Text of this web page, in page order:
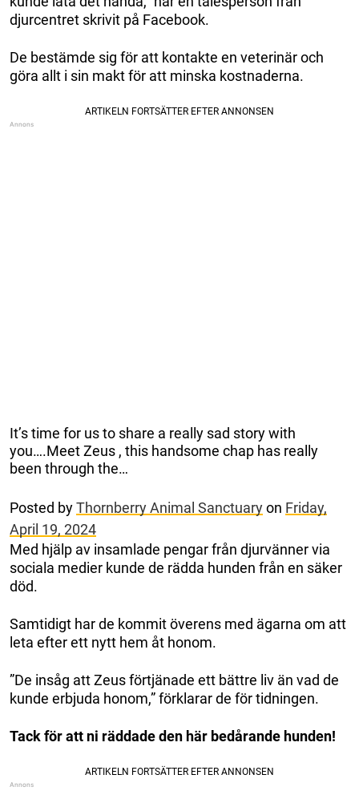
djurcentret skrivit på Facebook.
De bestämde sig för att kontakte en veterinär och
göra allt i sin makt för att minska kostnaderna.
It’s time for us to share a really sad story with
you….Meet Zeus , this handsome chap has really
been through the…
Posted byThornberry Animal Sanctuaryon Friday,
April 19, 2024
Med hjälp av insamlade pengar från djurvänner via
sociala medier kunde de rädda hunden från en säker
död.
Samtidigt har de kommit överens med ägarna om att
leta efter ett nytt hem åt honom.
”De insåg att Zeus förtjänade ett bättre liv än vad de
kunde erbjuda honom,” förklarar de för tidningen.
Tack för att ni räddade den här bedårande hunden!